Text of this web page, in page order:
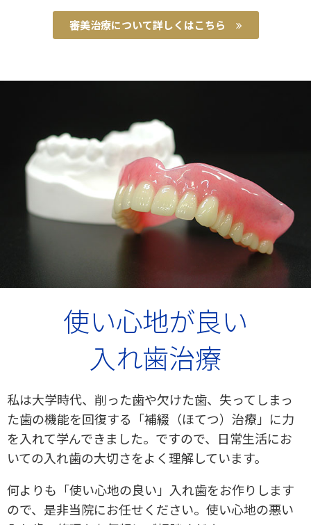
審美治療について詳しくはこちら
使い心地が良い
入れ歯治療
私は大学時代、削った歯や欠けた歯、失ってしまっ
た歯の機能を回復する「補綴（ほてつ）治療」に力
を入れて学んできました。ですので、日常生活にお
いての入れ歯の大切さをよく理解しています。
何よりも「使い心地の良い」入れ歯をお作りします
ので、是非当院にお任せください。使い心地の悪い